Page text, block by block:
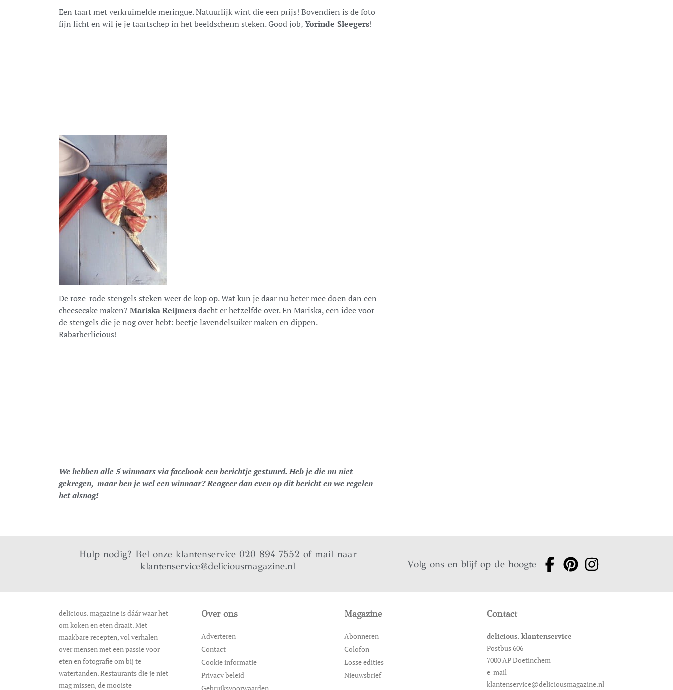
Een taart met verkruimelde meringue. Natuurlijk wint die een prijs! Bovendien is de foto
fijn licht en wil je je taartschep in het beeldscherm steken. Good job,Yorinde Sleegers!
De roze-rode stengels steken weer de kop op. Wat kun je daar nu beter mee doen dan een
cheesecake maken? Mariska Reijmersdacht er hetzelfde over. En Mariska, een idee voor
de stengels die je nog over hebt: beetje lavendelsuiker maken en dippen.
Rabarberlicious!
We hebben alle 5 winnaars via facebook een berichtje gestuurd. Heb je die nu niet
gekregen, maar ben je wel een winnaar? Reageer dan even op dit bericht en we regelen
het alsnog!
Hulp nodig? Bel onze klantenservice 020 894 7552 of mail naar
klantenservice@deliciousmagazine.nl
Volg ons en blijf op de hoogte
delicious. magazine is dáár waar het
om koken en eten draait. Met
maakbare recepten, vol verhalen
over mensen met een passie voor
eten en fotografie om bij te
watertanden. Restaurants die je niet
mag missen, de mooiste
Over ons
Adverteren
Contact
Cookie informatie
Privacy beleid
Magazine
Abonneren
Colofon
Losse edities
Nieuwsbrief
Contact
delicious. klantenservice
Postbus 606
7000 AP Doetinchem
e-mail
klantenservice@deliciousmagazine.nl